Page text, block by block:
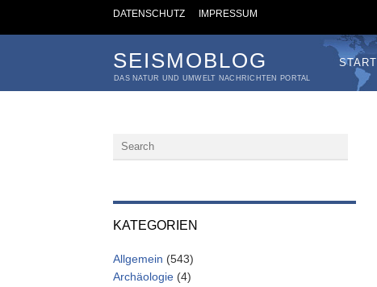
DATENSCHUTZ IMPRESSUM
SEISMOBLOG
DAS NATUR UND UMWELT NACHRICHTEN PORTAL
START
KATEGORIEN
Allgemein (543)
Archäologie (4)